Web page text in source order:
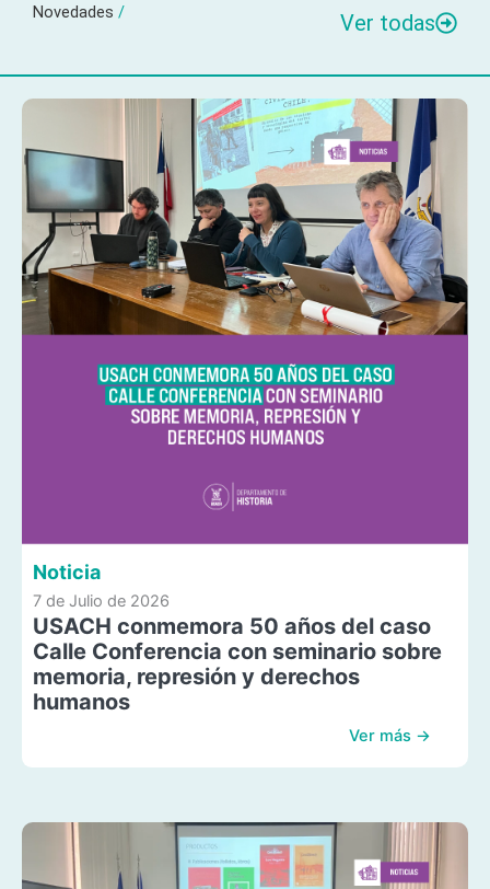
Novedades / Ver todas
Noticia
7 de Julio de 2026
USACH conmemora 50 años del caso
Calle Conferencia con seminario sobre
memoria, represión y derechos
humanos
Ver más →